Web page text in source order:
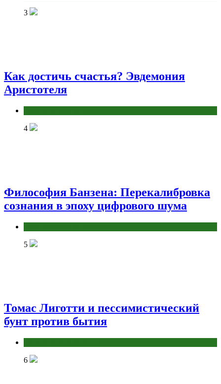
3
Как достичь счастья? Эвдемония
Аристотеля
4
Философия Банзена: Перекалибровка
сознания в эпоху цифрового шума
5
Томас Лиготти и пессимистический
бунт против бытия
6